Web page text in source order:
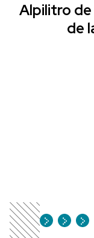
Alpilitro de
de